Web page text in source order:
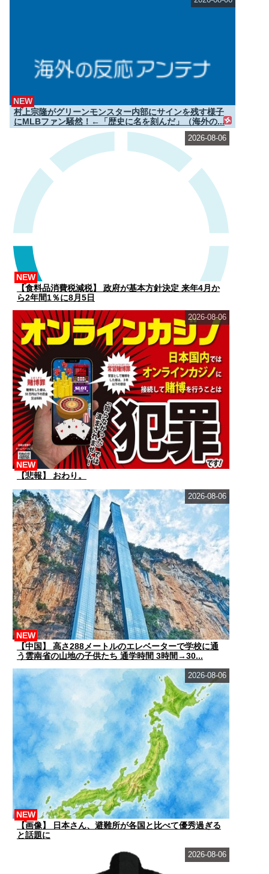
村上宗隆がグリーンモンスター内部にサインを残す様子
にMLBファン騒然！←「歴史に名を刻んだ」（海外の...
NEW
【食料品消費税減税】 政府が基本方針決定 来年4月か
ら2年間1％に8月5日
NEW
2026-08-06
【悲報】 おわり。
NEW
2026-08-06
【中国】 高さ288メートルのエレベーターで学校に通
う雲南省の山地の子供たち 通学時間 3時間→30...
NEW
2026-08-06
【画像】 日本さん、避難所が各国と比べて優秀過ぎる
と話題に
NEW
2026-08-06
2026-08-06